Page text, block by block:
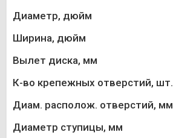
Диаметр, дюйм
Ширина, дюйм
Вылет диска, мм
К-во крепежных отверстий, шт.
Диам. располож. отверстий, мм
Диаметр ступицы, мм